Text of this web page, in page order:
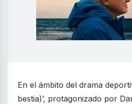
En el ámbito del drama
bestia)’, protagonizado por